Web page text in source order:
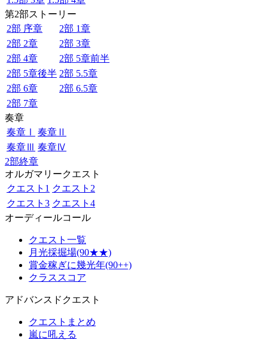
第2部ストーリー
2部 序章
2部 1章
2部 2章
2部 3章
2部 4章
2部 5章前半
2部 5章後半 2部 5.5章
2部 6章
2部 6.5章
2部 7章
奏章
奏章Ⅰ
奏章Ⅱ
奏章Ⅲ 奏章Ⅳ
2部終章
オルガマリークエスト
クエスト1 クエスト2
クエスト3 クエスト4
オーディールコール
クエスト一覧
月光採掘場(90★★)
賞金稼ぎに幾光年(90++)
クラススコア
アドバンスドクエスト
クエストまとめ
嵐に吼える